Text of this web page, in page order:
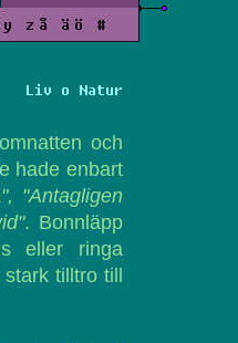
y z å ä ö #
Liv o Natur
och
hade enbart
"Antagligen
. Bonnläpp
eller ringa
tilltro till